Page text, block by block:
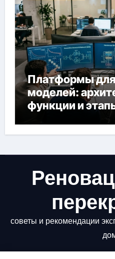
Платформы
моделей:
функции и
советы и рекомендации